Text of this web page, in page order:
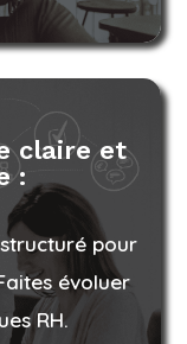
claire et
:
pour
évoluer
RH.